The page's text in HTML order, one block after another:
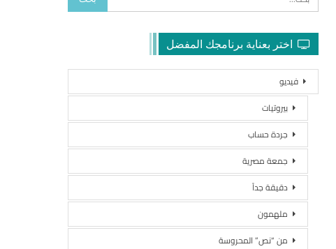
اختر بعناية برنامجك المفضل
فيديو
بيروتيات
جردة حساب
جمعة مصرية
دقيقة جداً
ملهمون
من “نص” المحروسة